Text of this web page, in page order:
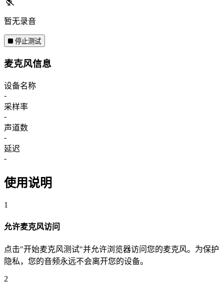
暂无录音
停止测试
麦克风信息
设备名称
-
采样率
-
声道数
-
延迟
-
使用说明
1
允许麦克风访问
点击"开始麦克风测试"并允许浏览器访问您的麦克风。为保护
隐私，您的音频永远不会离开您的设备。
2